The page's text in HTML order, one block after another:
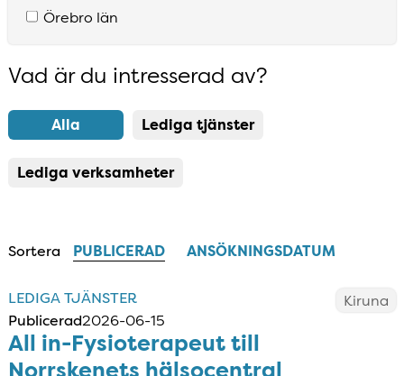
Resultatlista uppdaterad
Vad är du intresserad av?
Alla Lediga tjänster
Lediga verksamheter
Sortera PUBLICERAD ANSÖKNINGSDATUM
Kiruna
LEDIGA TJÄNSTER
Publicerad2026-06-15
All in-Fysioterapeut till
Örebro län